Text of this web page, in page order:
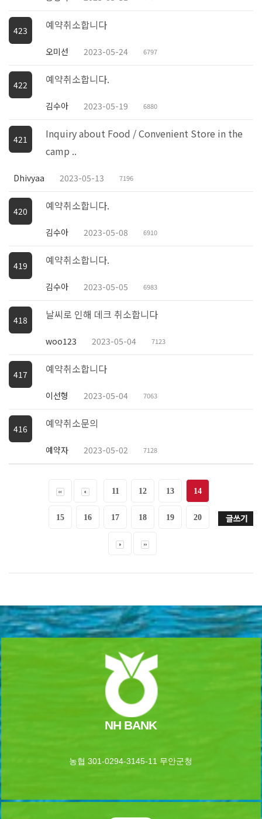
423 예약취소합니다
오미선 2023-05-24 6797
422 예약취소합니다.
김수아 2023-05-19 6880
421
Inquiry about Food / Convenient Store in the
camp ..
Dhivyaa 2023-05-13 7196
420 예약취소합니다.
김수아 2023-05-08 6910
419 예약취소합니다.
김수아 2023-05-05 6983
418 날씨로 인해 데크 취소합니다
woo123 2023-05-04 7123
417 예약취소합니다
이선형 2023-05-04 7063
416 예약취소문의
예약자 2023-05-02 7128
11 12 13 14
15 16 17 18 19 20
NH BANK
농협 301-0294-3145-11 무안군청